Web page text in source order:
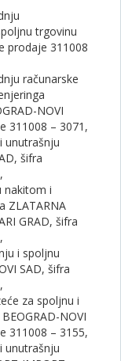
trgovinu
prodaje 311008
računarske
NOVI
311008 – 3071,
unutrašnju
šifra
nakitom i
ZLATARNA
GRAD, šifra
i spoljnu
SAD, šifra
za spoljnu i
NOVI
311008 – 3155,
unutrašnju